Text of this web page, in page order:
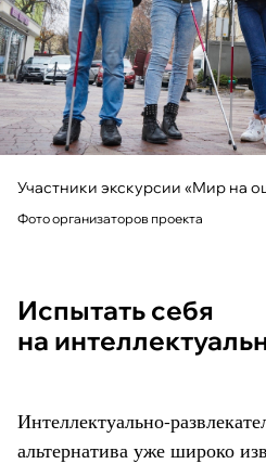
Участники экскурсии «Мир на
Фото организаторов проекта
Испытать себя
на
Интеллектуально-
альтернатива уже широко